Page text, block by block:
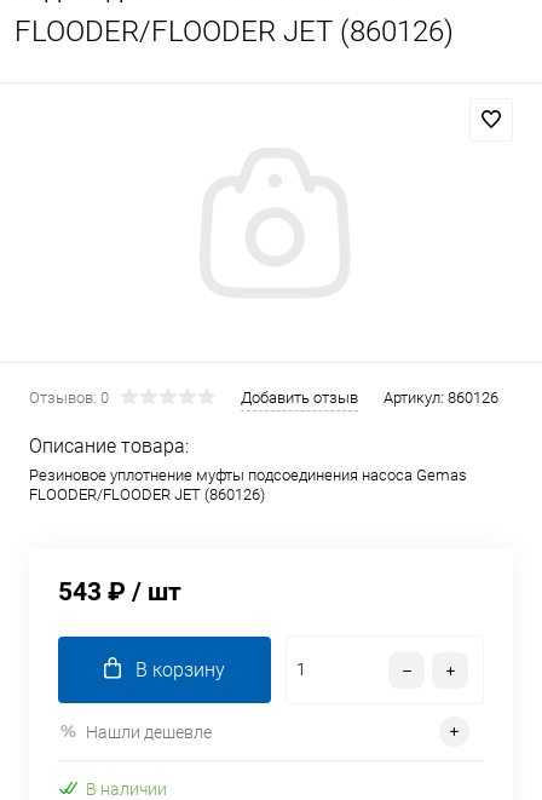
FLOODER/FLOODER JET (860126)
Отзывов: 0 Добавить отзыв Артикул: 860126
Описание товара:
Резиновое уплотнение муфты подсоединения насоса Gemas
FLOODER/FLOODER JET (860126)
543 ₽ / шт
В корзину
Нашли дешевле
В наличии